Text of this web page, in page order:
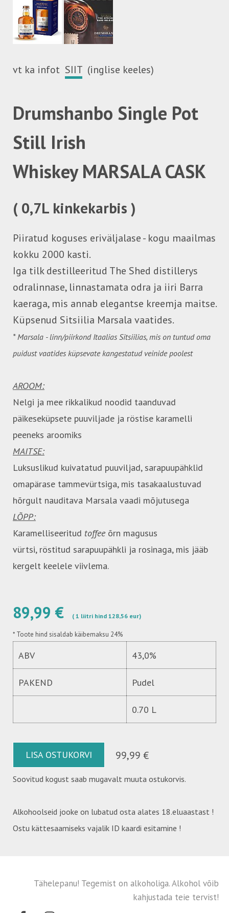
vt ka infot SIIT (inglise keeles)
Drumshanbo Single Pot
Still Irish
WhiskeyMARSALA CASK
( 0,7L kinkekarbis )
Piiratud koguses eriväljalase - kogu maailmas
kokku 2000 kasti.
Iga tilk destilleeritud The Shed distillerys
odralinnase, linnastamata odra ja iiri Barra
kaeraga, mis annab elegantse kreemja maitse.
Küpsenud Sitsiilia Marsala vaatides.
* Marsala - linn/piirkond Itaalias Sitsiilias, mis on tuntud oma
puidust vaatides küpsevatekangestatud veinide poolest
AROOM:
Nelgi ja mee rikkalikud noodid taanduvad
päikeseküpsete puuviljade ja röstise karamelli
peeneks aroomiks
MAITSE:
Luksuslikud kuivatatud puuviljad, sarapuupähklid
omapärase tammevürtsiga, mis tasakaalustuvad
hõrgult nauditava Marsala vaadi mõjutusega
LÕPP:
Karamelliseeritud toffee õrn magusus
vürtsi, röstitud sarapuupähkli ja rosinaga, mis jääb
kergelt keelele viivlema.
89,99 € ( 1 liitri hind 128,56 eur)
* Toote hind sisaldab käibemaksu 24%
ABV 43,0%
PAKEND Pudel
0.70 L
LISA OSTUKORVI 99,99 €
Soovitud kogust saab mugavalt muuta ostukorvis.
Alkohoolseid jooke on lubatud osta alates 18.eluaastast !
Ostu kättesaamiseks vajalik ID kaardi esitamine !
Tähelepanu! Tegemist on alkoholiga. Alkohol võib
kahjustada teie tervist!